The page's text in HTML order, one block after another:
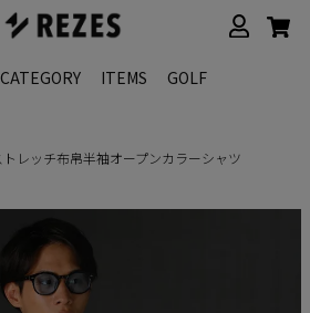
CATEGORY ITEMS GOLF
レッチ布帛半袖オープンカラーシャツ